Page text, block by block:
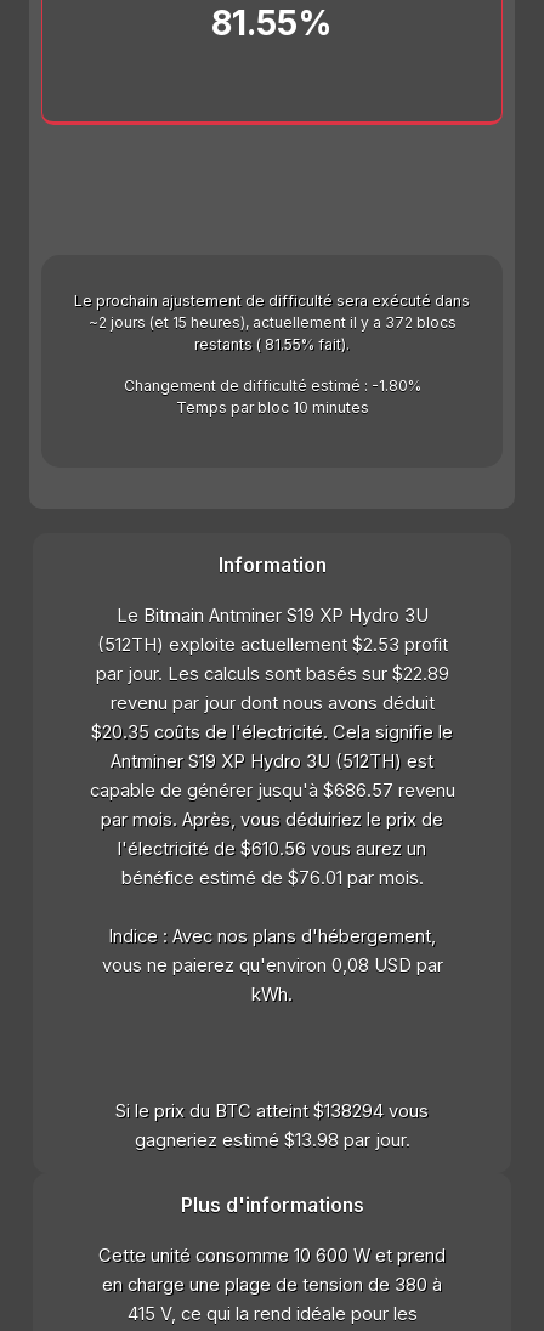
81.55%
Le prochain ajustement de difficulté sera exécuté dans
~2 jours (et 15 heures), actuellement il y a 372 blocs
restants ( 81.55% fait).
Changement de difficulté estimé : -1.80%
Temps par bloc 10 minutes
Information
Le Bitmain Antminer S19 XP Hydro 3U
(512TH) exploite actuellement $2.53 profit
par jour. Les calculs sont basés sur $22.89
revenu par jour dont nous avons déduit
$20.35 coûts de l'électricité. Cela signifie le
Antminer S19 XP Hydro 3U (512TH) est
capable de générer jusqu'à $686.57 revenu
par mois. Après, vous déduiriez le prix de
l'électricité de $610.56 vous aurez un
bénéfice estimé de $76.01 par mois.
Indice : Avec nos plans d'hébergement,
vous ne paierez qu'environ 0,08 USD par
kWh.
Si le prix du BTC atteint $138294 vous
gagneriez estimé $13.98 par jour.
Plus d'informations
Cette unité consomme 10 600 W et prend
en charge une plage de tension de 380 à
415 V, ce qui la rend idéale pour les